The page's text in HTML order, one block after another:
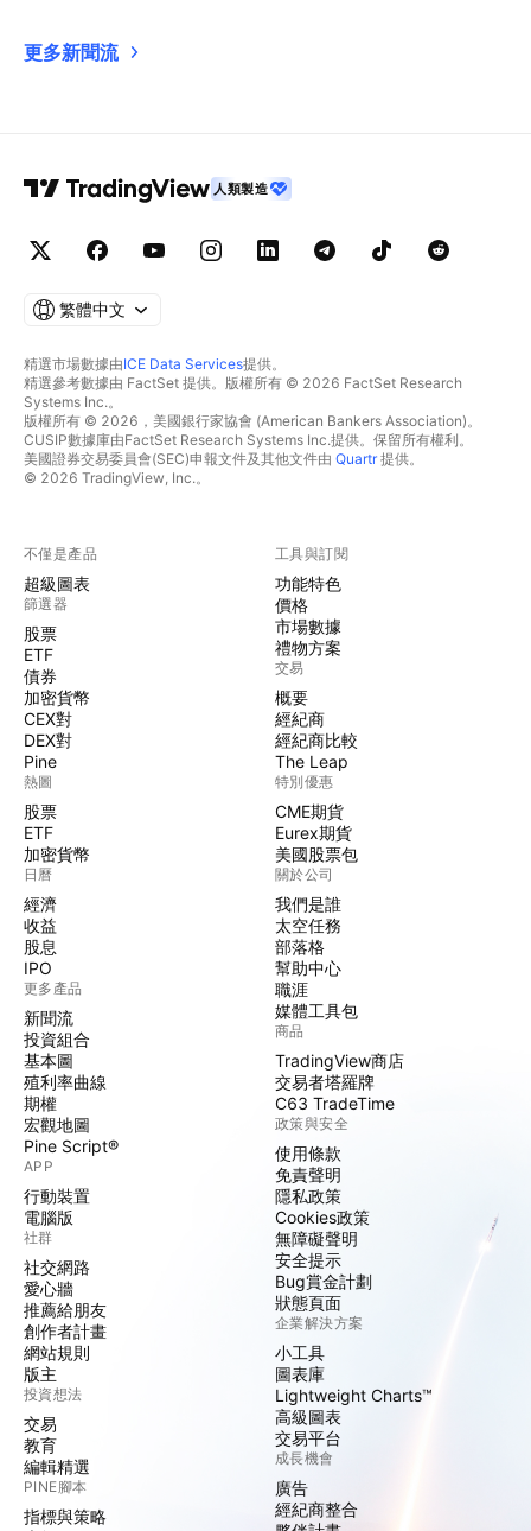
更多新聞流
人類製造
繁體中文
精選市場數據由ICE Data Services提供。
精選參考數據由 FactSet 提供。版權所有 © 2026 FactSet Research
Systems Inc.。
版權所有 © 2026，美國銀行家協會 (American Bankers Association)。
CUSIP數據庫由FactSet Research Systems Inc.提供。保留所有權利。
美國證券交易委員會(SEC)申報文件及其他文件由 Quartr提供。
© 2026 TradingView, Inc.。
不僅是產品
超級圖表
篩選器
股票
ETF
債券
加密貨幣
CEX對
DEX對
Pine
熱圖
股票
ETF
加密貨幣
日曆
經濟
收益
股息
IPO
更多產品
新聞流
投資組合
基本圖
殖利率曲線
期權
宏觀地圖
Pine Script®
APP
行動裝置
電腦版
社群
社交網路
愛心牆
推薦給朋友
創作者計畫
網站規則
版主
投資想法
交易
教育
編輯精選
PINE腳本
指標與策略
工具與訂閱
功能特色
價格
市場數據
禮物方案
交易
概要
經紀商
經紀商比較
The Leap
特別優惠
CME期貨
Eurex期貨
美國股票包
關於公司
我們是誰
太空任務
部落格
幫助中心
職涯
媒體工具包
商品
TradingView商店
交易者塔羅牌
C63 TradeTime
政策與安全
使用條款
免責聲明
隱私政策
Cookies政策
無障礙聲明
安全提示
Bug賞金計劃
狀態頁面
企業解決方案
小工具
圖表庫
Lightweight Charts™
高級圖表
交易平台
成長機會
廣告
經紀商整合